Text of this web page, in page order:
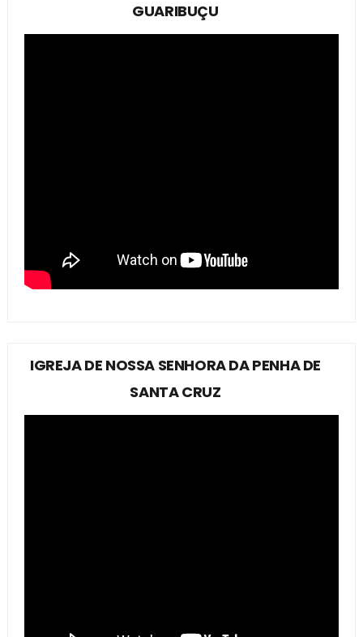
GUARIBUÇU
IGREJA DE NOSSA SENHORA DA PENHA DE
SANTA CRUZ